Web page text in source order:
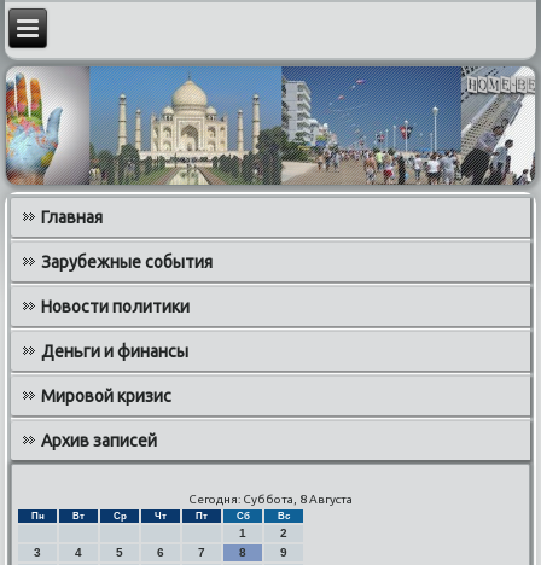
Главная
Зарубежные события
Новости политики
Деньги и финансы
Мировой кризис
Архив записей
Сегодня: Суббота, 8 Августа
Пн Вт Ср Чт Пт Сб Вс
1
2
3
4 5 6 7 8
9